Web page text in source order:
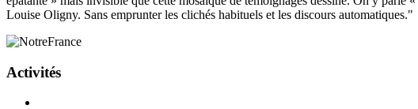
Louise Oligny. Sans emprunter les clichés habituels et les discours automatiques."
Activités